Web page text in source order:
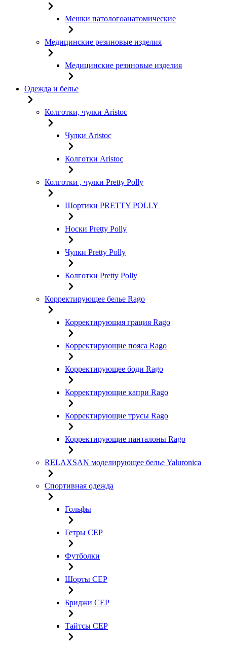
Мешки патологоанатомические
Медицинские резиновые изделия
Медицинские резиновые изделия
Одежда и белье
Колготки, чулки Aristoc
Чулки Aristoc
Колготки Aristoc
Колготки , чулки Pretty Polly
Шортики PRETTY POLLY
Носки Pretty Polly
Чулки Pretty Polly
Колготки Pretty Polly
Корректирующее белье Rago
Корректирующая грация Rago
Корректирующие пояса Rago
Корректирующее боди Rago
Корректирующие капри Rago
Корректирующие трусы Rago
Корректирующие панталоны Rago
RELAXSAN моделирующее белье Yaluroniсa
Спортивная одежда
Гольфы
Гетры CEP
Футболки
Шорты CEP
Бриджи CEP
Тайтсы CEP